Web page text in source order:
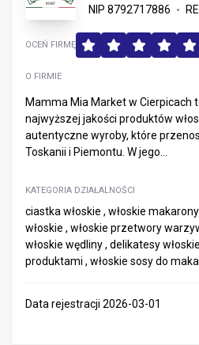
NIP 8792717886
O FIRMIE
Mamma Mia Market w Cierpicach
najwyższej jakości produktów
autentyczne wyroby, które
Toskanii i Piemontu. W jego...
KATEGORIA DZIAŁALNOŚCI
ciastka włoskie , włoskie
włoskie , włoskie przetwory
włoskie wędliny , delikatesy
produktami , włoskie sosy do
OCEŃ FIRMĘ
Data rejestracji 2026-03-01